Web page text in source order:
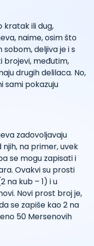
kratak ili dug,
naime, osim što
sobom, deljiva je i s
brojevi, međutim,
drugih delilaca. No,
sami pokazuju
zadovoljavaju
njih, na primer, uvek
se mogu zapisati i
Ovakvi su prosti
na kub – 1) i u
Novi prost broj je,
se zapiše kao 2 na
50 Mersenovih